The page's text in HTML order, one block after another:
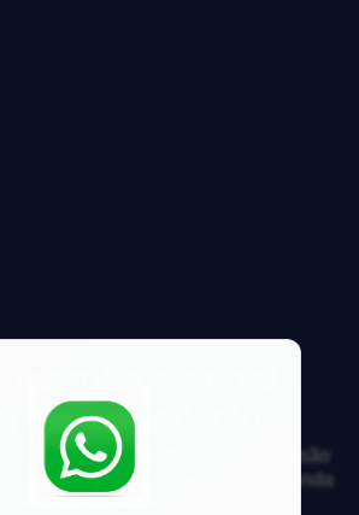
do consórcio?
especialistas e participe da discussão
financiamento, compra, venda
e locação de imóveis